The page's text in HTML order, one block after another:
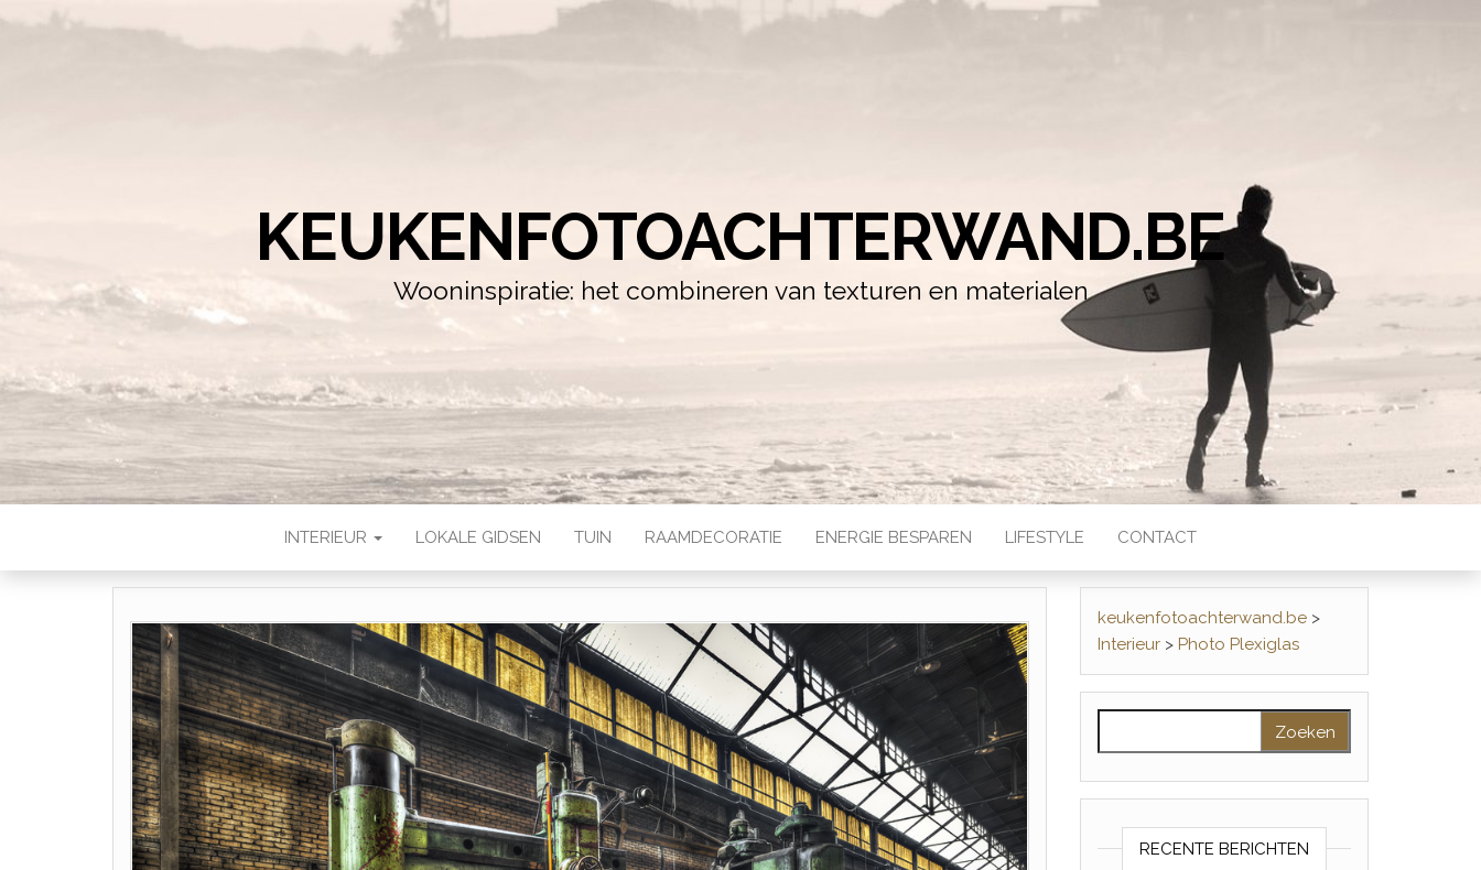
KEUKENFOTOACHTERWAND.BE
Wooninspiratie: het combineren van texturen en materialen
INTERIEUR LOKALE GIDSEN TUIN RAAMDECORATIE ENERGIE BESPAREN LIFESTYLE CONTACT
keukenfotoachterwand.be>
Interieur> Photo Plexiglas
RECENTE BERICHTEN